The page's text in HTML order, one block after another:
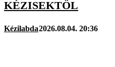
KÉZISEKTŐL
Kézilabda2026.08.04. 20:36